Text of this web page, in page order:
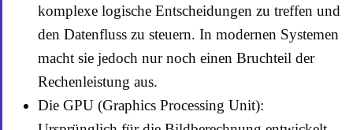
komplexe logische Entscheidungen zu treffen und
den Datenfluss zu steuern. In modernen Systemen
macht sie jedoch nur noch einen Bruchteil der
Rechenleistung aus.
Die GPU (Graphics Processing Unit):